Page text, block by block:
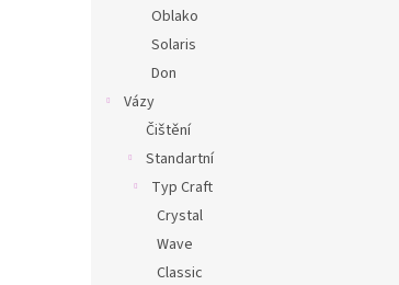
Oblako
Solaris
Don
Vázy
Čištění
Standartní
Typ Craft
Crystal
Wave
Classic